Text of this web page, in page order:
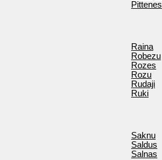
Pittenes
Raina
Robezu
Rozes
Rozu
Rudaji
Ruki
Saknu
Saldus
Salnas